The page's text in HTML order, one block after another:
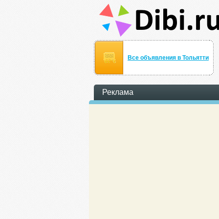
Все объявления в Тольятти
Реклама